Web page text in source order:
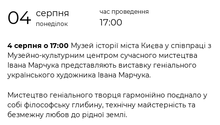
Проєкти розпоряджень, що
Рішення Київради
Контактна інформація
Графік роботи та прийому громадян
Вакансії
Дороги, транспорт та парковки
Навколишнє середовище міста
Містобудування та земельні ділянки
Культура, спорт, дозвілля
Бізнес та ліцензування
Громадська експертиза
Громадський бюджет
Консультації з громадськістю
Громадська рада
Петиції
Відкритий бюджет
Інформація з обмеженим доступом
Подати запит онлайн
Проекти нормативно-правових та
інших актів
Нормативна база
Питання і відповіді про публічну
Медіагалерея
КМДА / Subscribe to announcements
from the KCSA
Порядок акредитації медіа /
Подати журналістський запит /
Submitting a media request
Портал Послуг
04 серпня
понеділок
час проведення
17:00
4 серпня о 17:00 Музей історії міста Києва у співпраці з
Музейно-культурним центром сучасного мистецтва
Івана Марчука представляють виставку геніального
українського художника Івана Марчука.
Мистецтво геніального творця гармонійно поєднало у
собі філософську глибину, технічну майстерність та
безмежну любов до рідної землі.